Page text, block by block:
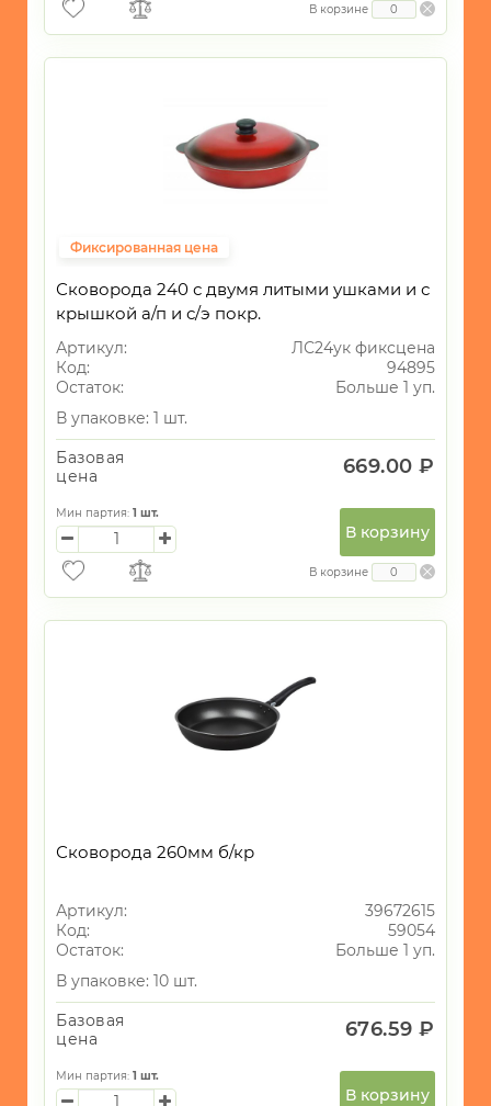
В корзине
Фиксированная цена
Сковорода 240 с двумя литыми ушками и с
крышкой а/п и с/э покр.
Артикул:
ЛС24ук фиксцена
Код:
94895
Остаток:
Больше 1 уп.
В упаковке: 1 шт.
Базовая
цена
669.00 ₽
Мин партия: 1 шт.
В корзину
В корзине
Сковорода 260мм б/кр
Артикул:
39672615
Код:
59054
Остаток:
Больше 1 уп.
В упаковке: 10 шт.
Базовая
цена
676.59 ₽
Мин партия: 1 шт.
В корзину